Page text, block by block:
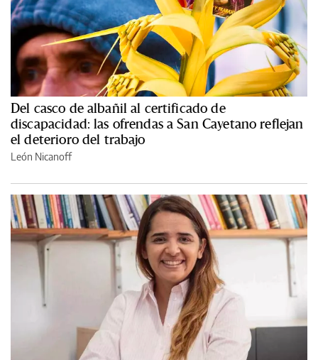
Del casco de albañil al certificado de
discapacidad: las ofrendas a San Cayetano reflejan
el deterioro del trabajo
León Nicanoff